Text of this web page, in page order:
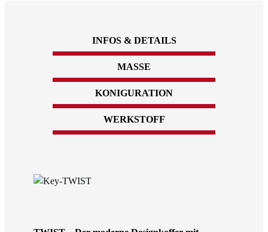
INFOS & DETAILS
MASSE
KONIGURATION
WERKSTOFF